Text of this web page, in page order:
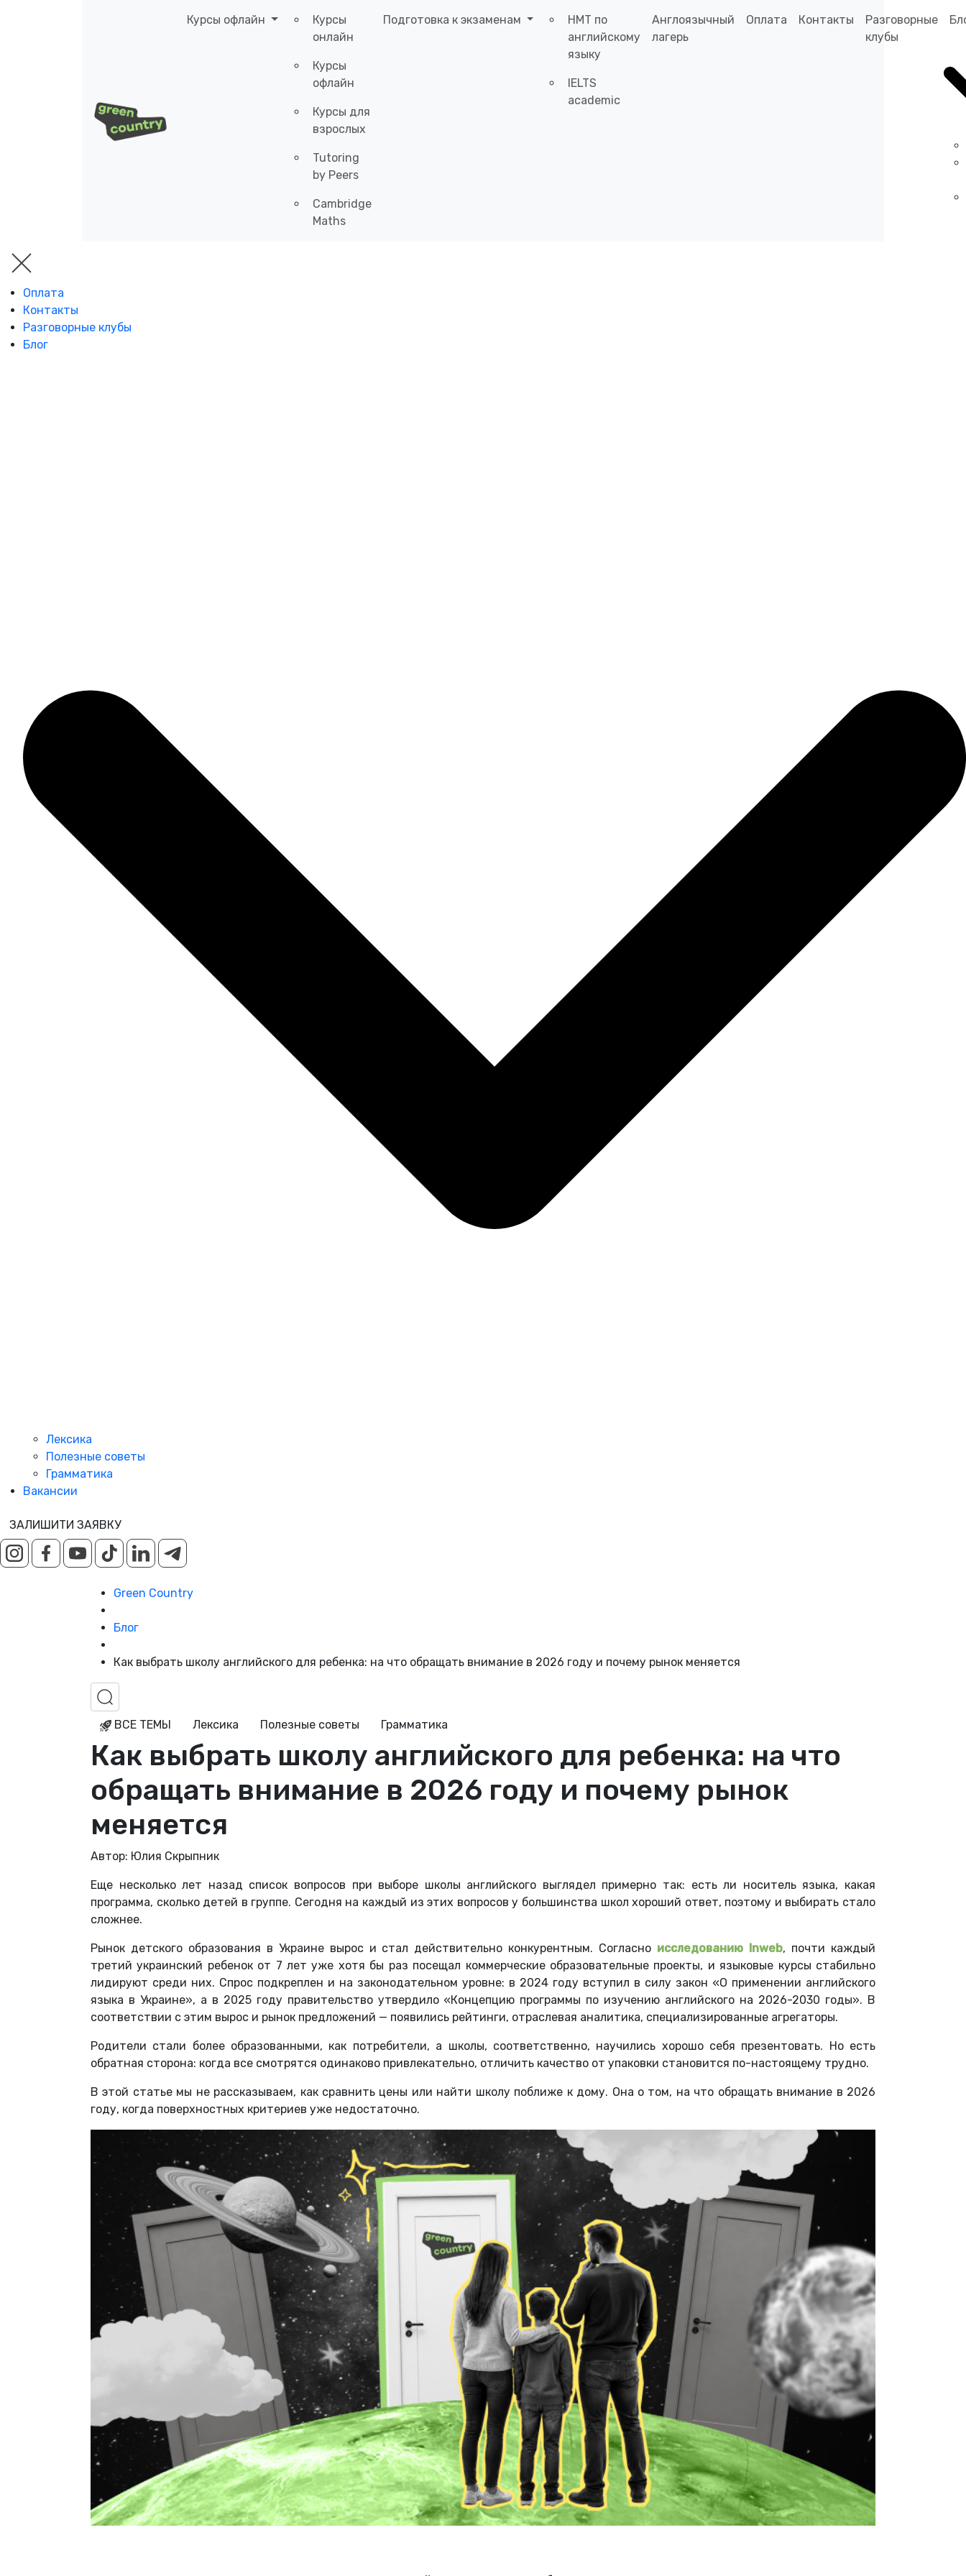
Курсы офлайн
Курсы
онлайн
Курсы
офлайн
Курсы для
взрослых
Tutoring
by Peers
Cambridge
Maths
Подготовка к экзаменам
НМТ по
английскому
языку
IELTS
academic
Англоязычный
лагерь
Оплата Контакты
Разговорные
клубы
Оплата
Контакты
Разговорные клубы
Блог
Лексика
Полезные советы
Грамматика
Вакансии
ЗАЛИШИТИ ЗАЯВКУ
Green Country
Блог
Как выбрать школу английского для ребенка: на что обращать внимание в 2026 году и почему рынок меняется
ВСЕ ТЕМЫ Лексика Полезные советы Грамматика
Как выбрать школу английского для ребенка: на что
обращать внимание в 2026 году и почему рынок
меняется
Автор: Юлия Скрыпник
Еще несколько лет назад список вопросов при выборе школы английского выглядел примерно так: есть ли носитель языка, какая
программа, сколько детей в группе. Сегодня на каждый из этих вопросов у большинства школ хороший ответ, поэтому и выбирать стало
сложнее.
Рынок детского образования в Украине вырос и стал действительно конкурентным. Согласно исследованию Inweb, почти каждый
третий украинский ребенок от 7 лет уже хотя бы раз посещал коммерческие образовательные проекты, и языковые курсы стабильно
лидируют среди них. Спрос подкреплен и на законодательном уровне: в 2024 году вступил в силу закон «О применении английского
языка в Украине», а в 2025 году правительство утвердило «Концепцию программы по изучению английского на 2026-2030 годы». В
соответствии с этим вырос и рынок предложений — появились рейтинги, отраслевая аналитика, специализированные агрегаторы.
Родители стали более образованными, как потребители, а школы, соответственно, научились хорошо себя презентовать. Но есть
обратная сторона: когда все смотрятся одинаково привлекательно, отличить качество от упаковки становится по-настоящему трудно.
В этой статье мы не рассказываем, как сравнить цены или найти школу поближе к дому. Она о том, на что обращать внимание в 2026
году, когда поверхностных критериев уже недостаточно.